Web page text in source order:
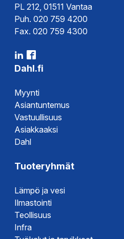
PL 212, 01511 Vantaa
Puh. 020 759 4200
Fax. 020 759 4300
Dahl.fi
Myynti
Asiantuntemus
Vastuullisuus
Asiakkaaksi
Dahl
Tuoteryhmät
Lämpö ja vesi
Ilmastointi
Teollisuus
Infra